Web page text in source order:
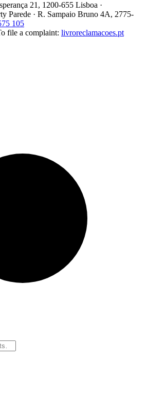
21, 1200-655 Lisboa ·
Parede · R. Sampaio Bruno 4A, 2775-
105
file a complaint: livroreclamacoes.pt